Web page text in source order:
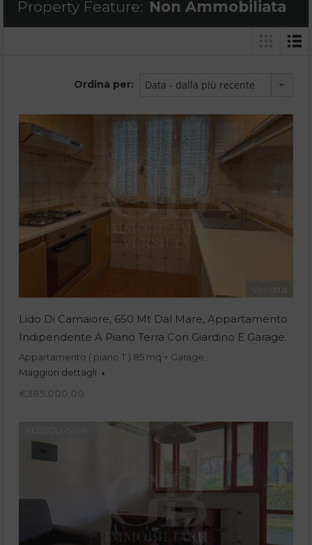
Property Feature: Non Ammobiliata
Ordina per: Data - dalla più recente
Vendita
Lido Di Camaiore, 650 Mt Dal Mare, Appartamento
Indipendente A Piano Terra Con Giardino E Garage.
Appartamento ( piano T ) 85 mq + Garage…
Maggiori dettagli
€385.000,00